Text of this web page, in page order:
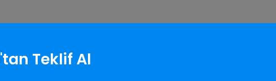
Teklif Al